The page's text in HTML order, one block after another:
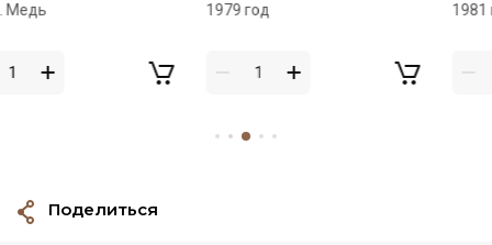
1979 год
1981 год
Поделиться